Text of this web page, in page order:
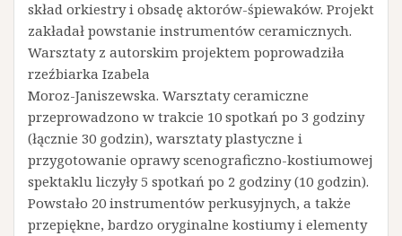
skład orkiestry i obsadę aktorów-śpiewaków. Projekt
zakładał powstanie instrumentów ceramicznych.
Warsztaty z autorskim projektem poprowadziła
rzeźbiarka Izabela
Moroz-Janiszewska. Warsztaty ceramiczne
przeprowadzono w trakcie 10 spotkań po 3 godziny
(łącznie 30 godzin), warsztaty plastyczne i
przygotowanie oprawy scenograficzno-kostiumowej
spektaklu liczyły 5 spotkań po 2 godziny (10 godzin).
Powstało 20 instrumentów perkusyjnych, a także
przepiękne, bardzo oryginalne kostiumy i elementy